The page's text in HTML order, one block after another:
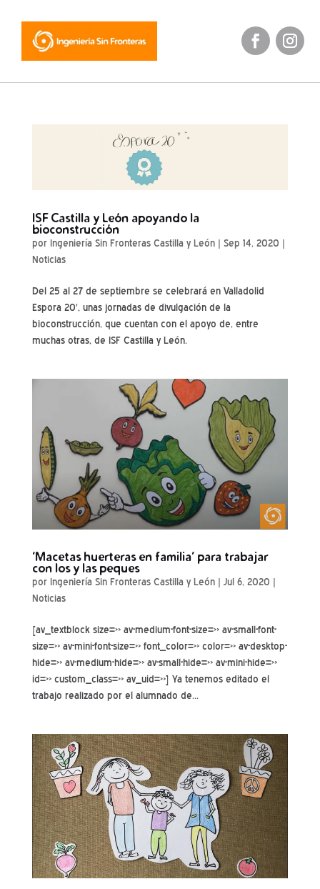
ISF Castilla y León apoyando la
bioconstrucción
por Ingeniería Sin Fronteras Castilla y León| Sep 14, 2020 |
Noticias
Del 25 al 27 de septiembre se celebrará en Valladolid
Espora 20′, unas jornadas de divulgación de la
bioconstrucción, que cuentan con el apoyo de, entre
muchas otras, de ISF Castilla y León.
‘Macetas huerteras en familia’ para trabajar
con los y las peques
por Ingeniería Sin Fronteras Castilla y León| Jul 6, 2020 |
Noticias
[av_textblock size=» av-medium-font-size=» av-small-font-
size=» av-mini-font-size=» font_color=» color=» av-desktop-
hide=» av-medium-hide=» av-small-hide=» av-mini-hide=»
id=» custom_class=» av_uid=»] Ya tenemos editado el
trabajo realizado por el alumnado de...